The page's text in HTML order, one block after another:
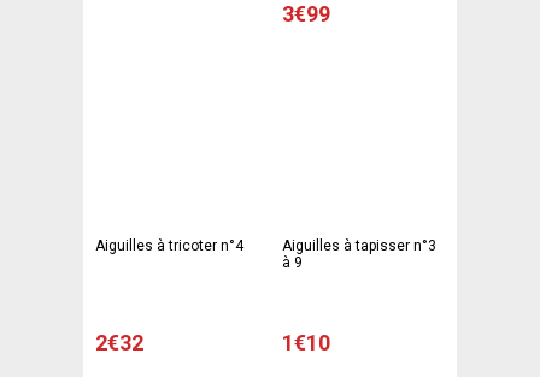
3€99
Aiguilles à tricoter n°4
2€32
Aiguilles à tapisser n°3
à 9
1€10